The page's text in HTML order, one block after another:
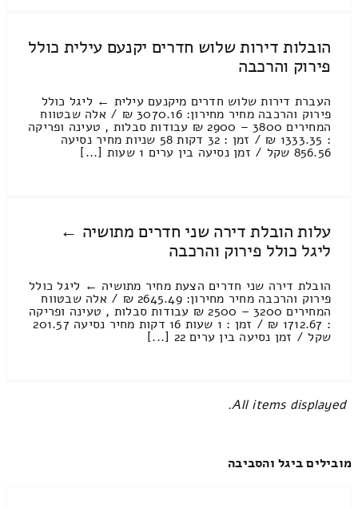
הובלות דירות שלוש חדרים יקנעם עילית כולל
פירוק והרכבה
העברת דירות שלוש חדרים מיקנעם עילית ← ליגל כולל
פירוק והרכבה מחיר מחירון: 3070.16 ₪ / אלה שבטווח
המחירים 3800 – 2900 ₪ עבודות סבלות , טעינה ופריקה
: 1333.35 ₪ / זמן : 32 דקות 58 שניות מחיר נסיעה
856.56 שקל / זמן נסיעה בין ערים 1 שעות [...]
עלות הובלת דירה שני חדרים מתושיה ←
ליגל כולל פירוק והרכבה
הובלת דירה שני חדרים הצעת מחיר מתושיה ← ליגל כולל
פירוק והרכבה מחיר מחירון: 2645.49 ₪ / אלה שבטווח
המחירים 3200 – 2500 ₪ עבודות סבלות , טעינה ופריקה
: 1712.67 ₪ / זמן : 1 שעות 16 דקות מחיר נסיעה 201.57
שקל / זמן נסיעה בין ערים 22 [...]
All items displayed.
מובילים ביגל והסביבה